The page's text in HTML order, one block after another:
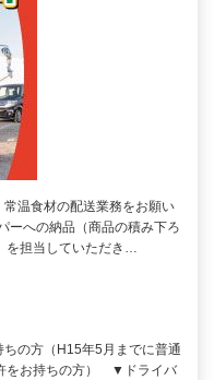
温食材の配送業務をお願い
ーへの納品（商品の積み下ろ
を担当していただき…
の方（H15年5月までに普通
をお持ちの方） ▼ドライバ